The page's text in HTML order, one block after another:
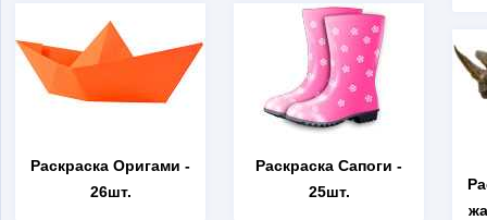
Раскраска Оригами -
26шт.
Раскраска Сапоги -
25шт.